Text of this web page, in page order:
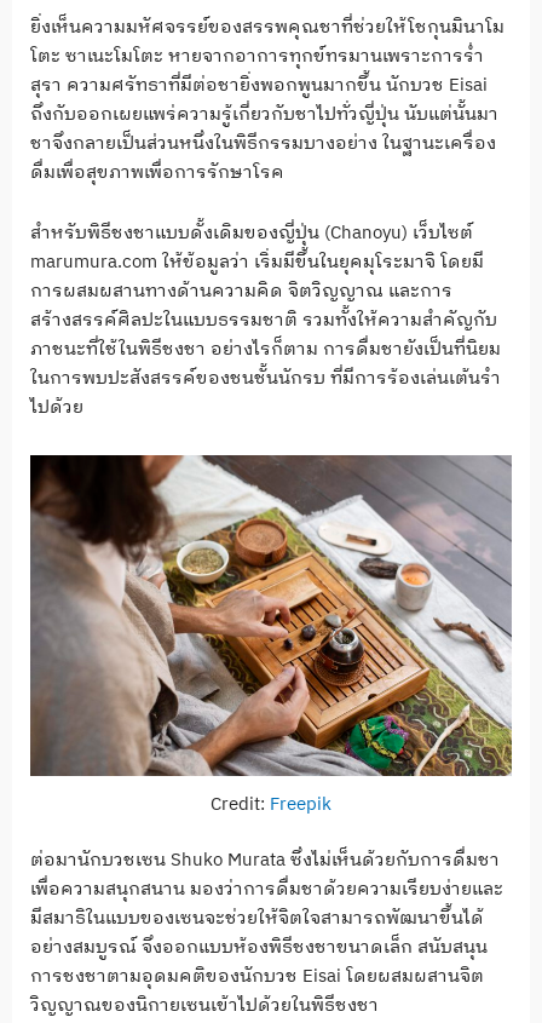
ยิ่งเห็นความมหัศจรรย์ของสรรพคุณชาที่ช่วยให้โชกุนมินาโม
โตะ ซาเนะโมโตะ หายจากอาการทุกข์ทรมานเพราะการร่ำ
สุรา ความศรัทธาที่มีต่อชายิ่งพอกพูนมากขึ้น นักบวช Eisai
ถึงกับออกเผยแพร่ความรู้เกี่ยวกับชาไปทั่วญี่ปุ่น นับแต่นั้นมา
ชาจึงกลายเป็นส่วนหนึ่งในพิธีกรรมบางอย่าง ในฐานะเครื่อง
ดื่มเพื่อสุขภาพเพื่อการรักษาโรค
สำหรับพิธีชงชาแบบดั้งเดิมของญี่ปุ่น (Chanoyu) เว็บไซต์
marumura.com ให้ข้อมูลว่า เริ่มมีขึ้นในยุคมุโระมาจิ โดยมี
การผสมผสานทางด้านความคิด จิตวิญญาณ และการ
สร้างสรรค์ศิลปะในแบบธรรมชาติ รวมทั้งให้ความสำคัญกับ
ภาชนะที่ใช้ในพิธีชงชา อย่างไรก็ตาม การดื่มชายังเป็นที่นิยม
ในการพบปะสังสรรค์ของชนชั้นนักรบ ที่มีการร้องเล่นเต้นรำ
ไปด้วย
Credit: Freepik
ต่อมานักบวชเซน Shuko Murata ซึ่งไม่เห็นด้วยกับการดื่มชา
เพื่อความสนุกสนาน มองว่าการดื่มชาด้วยความเรียบง่ายและ
มีสมาธิในแบบของเซนจะช่วยให้จิตใจสามารถพัฒนาขึ้นได้
อย่างสมบูรณ์ จึงออกแบบห้องพิธีชงชาขนาดเล็ก สนับสนุน
การชงชาตามอุดมคติของนักบวช Eisai โดยผสมผสานจิต
วิญญาณของนิกายเซนเข้าไปด้วยในพิธีชงชา